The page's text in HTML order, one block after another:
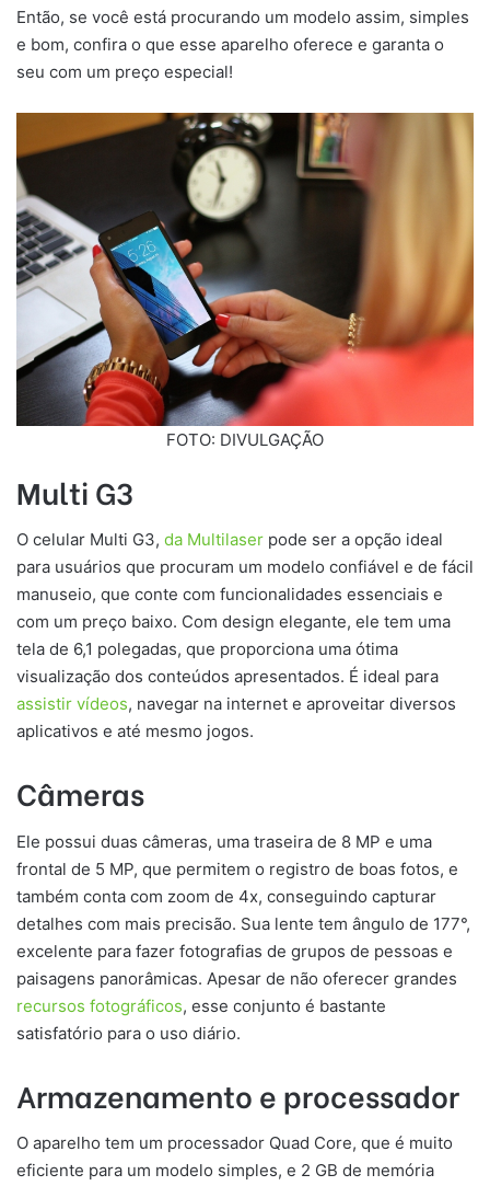
Então, se você está procurando um modelo assim, simples
e bom, confira o que esse aparelho oferece e garanta o
seu com um preço especial!
FOTO: DIVULGAÇÃO
Multi G3
O celular Multi G3, da Multilaser pode ser a opção ideal
para usuários que procuram um modelo confiável e de fácil
manuseio, que conte com funcionalidades essenciais e
com um preço baixo. Com design elegante, ele tem uma
tela de 6,1 polegadas, que proporciona uma ótima
visualização dos conteúdos apresentados. É ideal para
assistir vídeos, navegar na internet e aproveitar diversos
aplicativos e até mesmo jogos.
Câmeras
Ele possui duas câmeras, uma traseira de 8 MP e uma
frontal de 5 MP, que permitem o registro de boas fotos, e
também conta com zoom de 4x, conseguindo capturar
detalhes com mais precisão. Sua lente tem ângulo de 177°,
excelente para fazer fotografias de grupos de pessoas e
paisagens panorâmicas. Apesar de não oferecer grandes
recursos fotográficos, esse conjunto é bastante
satisfatório para o uso diário.
Armazenamento e processador
O aparelho tem um processador Quad Core, que é muito
eficiente para um modelo simples, e 2 GB de memória